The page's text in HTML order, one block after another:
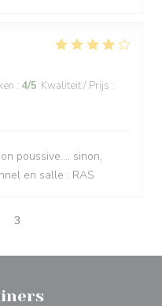
: 4/5 Kwaliteit / Prijs :
poussive.... sinon,
en salle : RAS
3